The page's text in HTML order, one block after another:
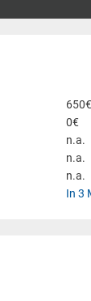
650€
0€
n.a.
n.a.
n.a.
In 3